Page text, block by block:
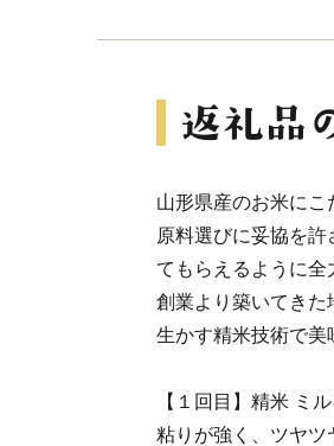
山形県産のお米に
原料選びに妥協を
てもらえるように全
創業より築いてきた
生かす精米技術で美
【１回目】精米 ミ
粘りが強く、ツヤツ